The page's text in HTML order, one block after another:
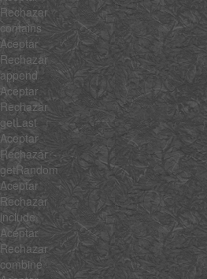
Rechazar
contains
Aceptar
Rechazar
append
Aceptar
Rechazar
getLast
Aceptar
Rechazar
getRandom
Aceptar
Rechazar
include
Aceptar
Rechazar
combine